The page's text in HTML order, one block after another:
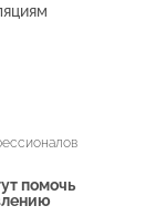
помочь